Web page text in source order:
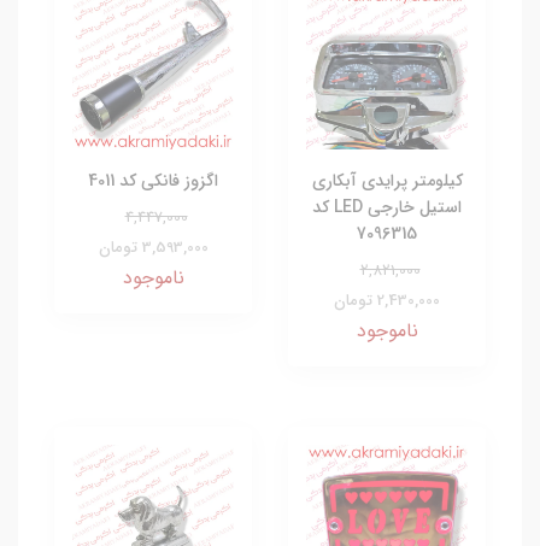
کیلومتر پرایدی آبکاری
استیل خارجی LED کد
7096315
2,821,000
2,430,000 تومان
ناموجود
اگزوز فانکی کد 4011
4,447,000
3,593,000 تومان
ناموجود